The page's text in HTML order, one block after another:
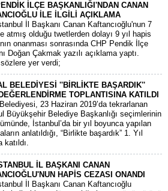
İLÇE BAŞKANLIĞI'NDAN CANAN
İLE İLGİLİ AÇIKLAMA
İl Başkanı Canan Kaftancıoğlu'nun 7
atmış olduğu twetlerden dolayı 9 yıl hapis
onanması sonrasında CHP Pendik İlçe
Doğan Çakmak yazılı açıklama yaptı.
yer verdi;
BELEDİYESİ ''BİRLİKTE BAŞARDIK''
TOPLANTISINA KATILDI
23 Haziran 2019’da tekrarlanan
Büyükşehir Belediye Başkanlığı seçimlerinin
İstanbul’da bir yıl boyunca yapılan
anlatıldığı, “Birlikte başardık” 1. Yıl
katıldı.
İL BAŞKANI CANAN
HAPİS CEZASI ONANDI
İl Başkanı Canan Kaftancıoğlu